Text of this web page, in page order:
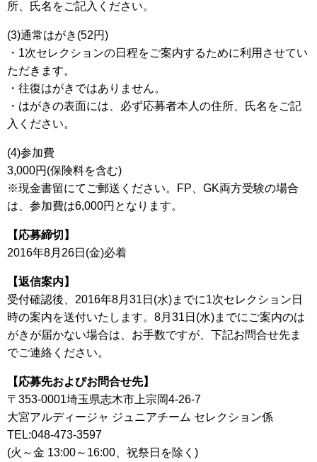
所、氏名をご記入ください。
(3)通常はがき(52円)
・1次セレクションの日程をご案内するために利用させてい
ただきます。
・往復はがきではありません。
・はがきの表面には、必ず応募者本人の住所、氏名をご記
入ください。
(4)参加費
3,000円(保険料を含む)
※現金書留にてご郵送ください。FP、GK両方受験の場合
は、参加費は6,000円となります。
【応募締切】
2016年8月26日(金)必着
【返信案内】
受付確認後、2016年8月31日(水)までに1次セレクション日
時の案内を送付いたします。8月31日(水)までにご案内のは
がきが届かない場合は、お手数ですが、下記お問合せ先ま
でご連絡ください。
【応募先およびお問合せ先】
〒353-0001埼玉県志木市上宗岡4-26-7
大宮アルディージャ ジュニアチーム セレクション係
TEL:048-473-3597
(火～金 13:00～16:00、祝祭日を除く)